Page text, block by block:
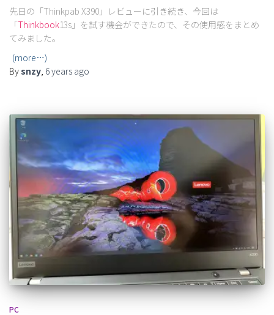
先日の「Thinkpab X390」レビューに引き続き、今回は
「Thinkbook13s」を試す機会ができたので、その使用感をまとめ
てみました。
(more…)
Bysnzy 6 years ago
PC